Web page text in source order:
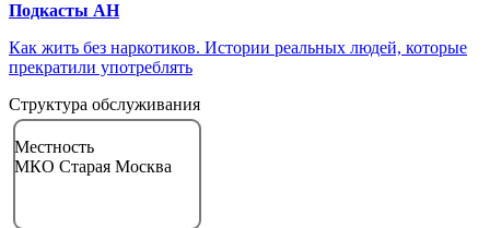
Подкасты АН
Как жить без наркотиков. Истории реальных людей, которые
прекратили употреблять
Структура обслуживания
Местность
МКО Старая Москва